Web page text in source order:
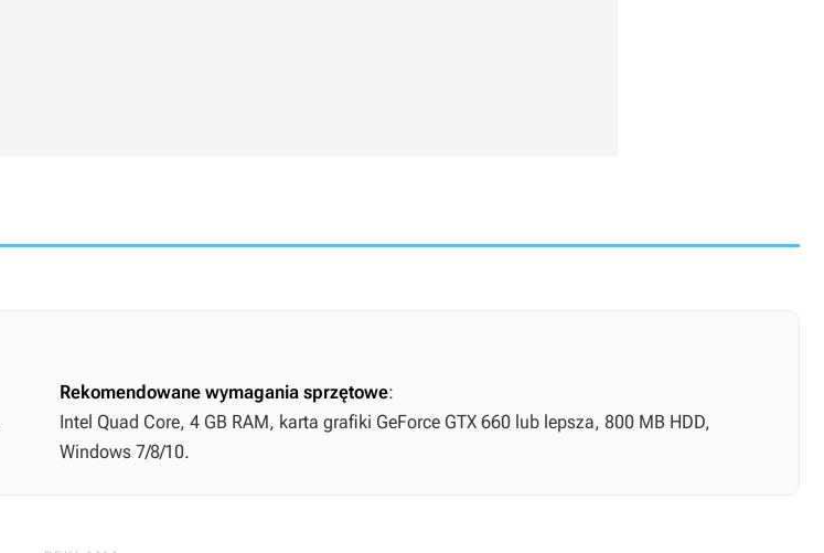
Rekomendowane wymagania sprzętowe:
Intel Quad Core, 4 GB RAM, karta grafiki GeForce GTX 660 lub lepsza, 800 MB HDD,
Windows 7/8/10.